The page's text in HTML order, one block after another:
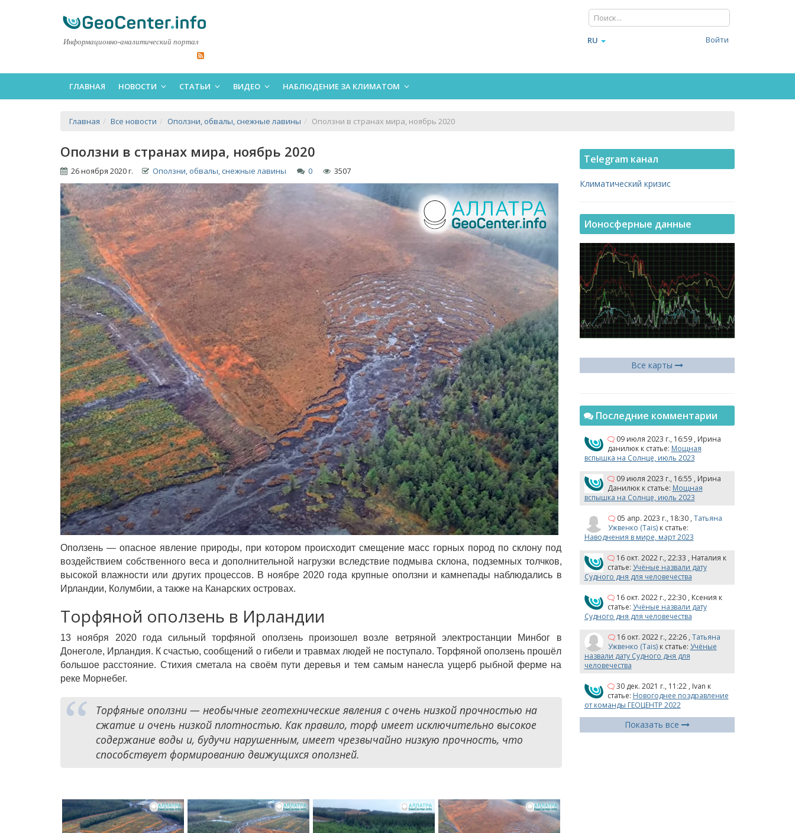
Информационно-аналитический портал RU Войти
ГЛАВНАЯ НОВОСТИ СТАТЬИ ВИДЕО НАБЛЮДЕНИЕ ЗА КЛИМАТОМ
Главная Все новости Оползни, обвалы, снежные лавины Оползни в странах мира, ноябрь 2020
Оползни в странах мира, ноябрь 2020
26 ноября 2020 г. Оползни, обвалы, снежные лавины 0 3507
Оползень — опасное явление природы, при котором происходит смещение масс горных пород по склону под
воздействием собственного веса и дополнительной нагрузки вследствие подмыва склона, подземных толчков,
высокой влажности или других процессов. В ноябре 2020 года крупные оползни и камнепады наблюдались в
Ирландии, Колумбии, а также на Канарских островах.
Торфяной оползень в Ирландии
13 ноября 2020 года сильный торфяной оползень произошел возле ветряной электростанции Минбог в
Донеголе, Ирландия. К счастью, сообщений о гибели и травмах людей не поступало. Торфяной оползень прошёл
большое расстояние. Стихия сметала на своём пути деревья и тем самым нанесла ущерб рыбной ферме на
реке Морнебег.
Торфяные оползни — необычные геотехнические явления с очень низкой прочностью на
сжатие и очень низкой плотностью. Как правило, торф имеет исключительно высокое
содержание воды и, будучи нарушенным, имеет чрезвычайно низкую прочность, что
способствует формированию движущихся оползней.
Telegram канал
Климатический кризис
Ионосферные данные
Все карты
Последние комментарии
09 июля 2023 г., 16:59 , Ирина
данилюк к статье: Мощная
вспышка на Солнце, июль 2023
09 июля 2023 г., 16:55 , Ирина
Данилюк к статье: Мощная
вспышка на Солнце, июль 2023
05 апр. 2023 г., 18:30 , Татьяна
Ужвенко (Tais) к статье:
Наводнения в мире, март 2023
16 окт. 2022 г., 22:33 , Наталия к
статье: Учёные назвали дату
Судного дня для человечества
16 окт. 2022 г., 22:30 , Ксения к
статье: Учёные назвали дату
Судного дня для человечества
16 окт. 2022 г., 22:26 , Татьяна
Ужвенко (Tais) к статье: Учёные
назвали дату Судного дня для
человечества
30 дек. 2021 г., 11:22 , Ivan к
статье: Новогоднее поздравление
от команды ГЕОЦЕНТР 2022
Показать все